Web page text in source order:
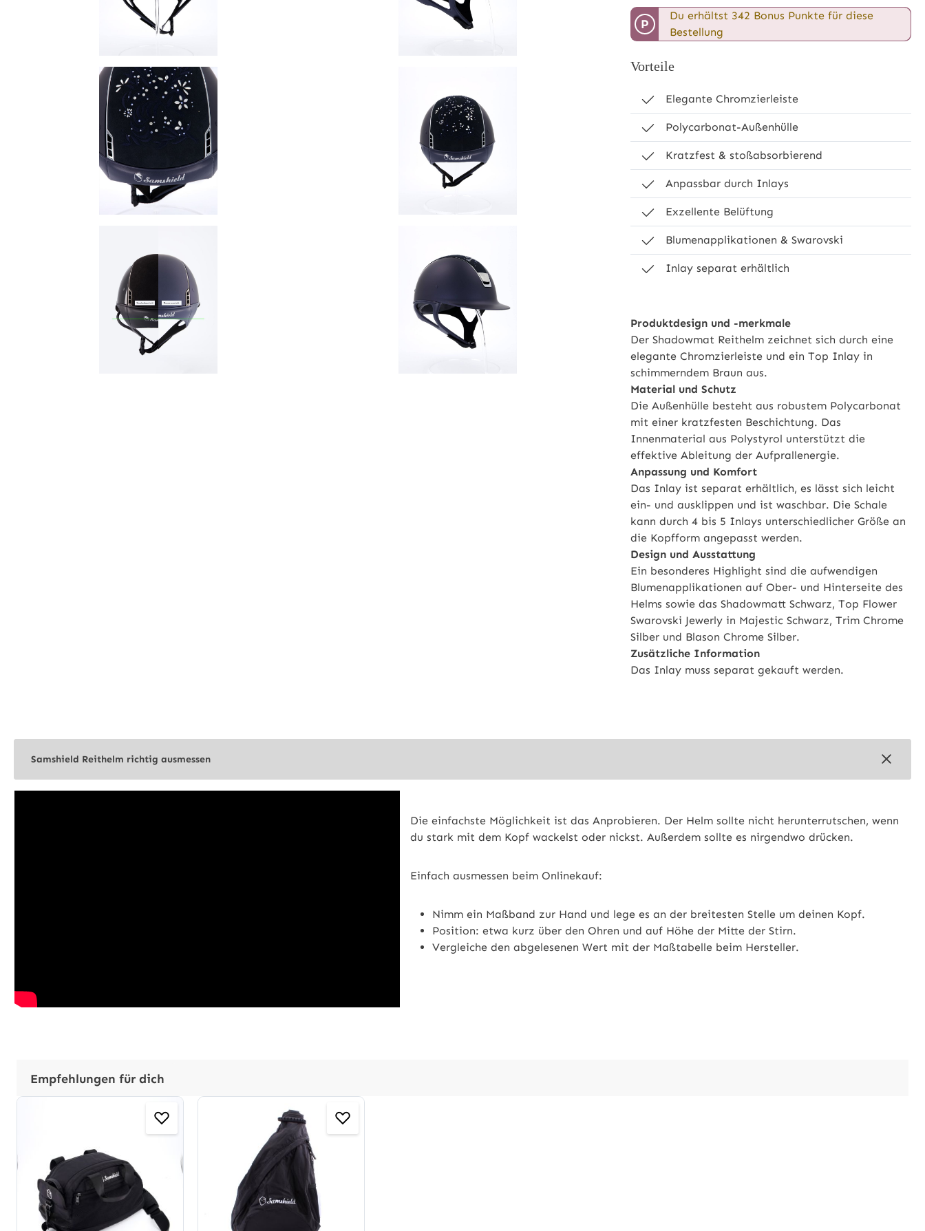
P
Du erhältst 342 Bonus Punkte für diese
Bestellung
Vorteile
Elegante Chromzierleiste
Polycarbonat-Außenhülle
Kratzfest & stoßabsorbierend
Anpassbar durch Inlays
Exzellente Belüftung
Blumenapplikationen & Swarovski
Inlay separat erhältlich
Produktdesign und -merkmale
Der Shadowmat Reithelm zeichnet sich durch eine
elegante Chromzierleiste und ein Top Inlay in
schimmerndem Braun aus.
Material und Schutz
Die Außenhülle besteht aus robustem Polycarbonat
mit einer kratzfesten Beschichtung. Das
Innenmaterial aus Polystyrol unterstützt die
effektive Ableitung der Aufprallenergie.
Anpassung und Komfort
Das Inlay ist separat erhältlich, es lässt sich leicht
ein- und ausklippen und ist waschbar. Die Schale
kann durch 4 bis 5 Inlays unterschiedlicher Größe an
die Kopfform angepasst werden.
Design und Ausstattung
Ein besonderes Highlight sind die aufwendigen
Blumenapplikationen auf Ober- und Hinterseite des
Helms sowie das Shadowmatt Schwarz, Top Flower
Swarovski Jewerly in Majestic Schwarz, Trim Chrome
Silber und Blason Chrome Silber.
Zusätzliche Information
Das Inlay muss separat gekauft werden.
Samshield Reithelm richtig ausmessen
Die einfachste Möglichkeit ist das Anprobieren. Der Helm sollte nicht herunterrutschen, wenn
du stark mit dem Kopf wackelst oder nickst. Außerdem sollte es nirgendwo drücken.
Einfach ausmessen beim Onlinekauf:
Nimm ein Maßband zur Hand und lege es an der breitesten Stelle um deinen Kopf.
Position: etwa kurz über den Ohren und auf Höhe der Mitte der Stirn.
Vergleiche den abgelesenen Wert mit der Maßtabelle beim Hersteller.
Empfehlungen für dich
Produktgalerie überspringen